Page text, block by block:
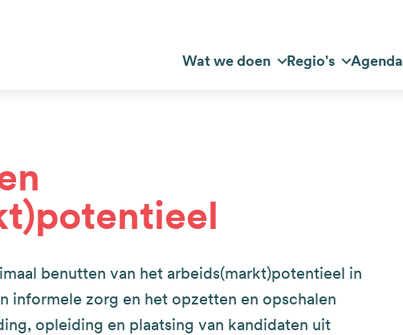
Top
Wat we doen Regio's Agenda
benutten van het arbeids(markt)potentieel in
informele zorg en het opzetten en opschalen
opleiding en plaatsing van kandidaten uit